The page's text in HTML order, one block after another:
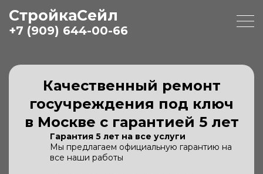
СтройкаСейл
+7 (909) 644-00-66
Качественный ремонт
госучреждения под ключ
в Москве с гарантией 5 лет
Гарантия 5 лет на все услуги
Мы предлагаем официальную гарантию на
все наши работы